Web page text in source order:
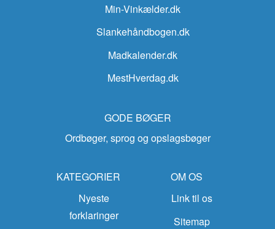
Min-Vinkælder.dk
Slankehåndbogen.dk
Madkalender.dk
MestHverdag.dk
GODE BØGER
Ordbøger, sprog og opslagsbøger
KATEGORIER
Nyeste
forklaringer
OM OS
Link til os
Sitemap